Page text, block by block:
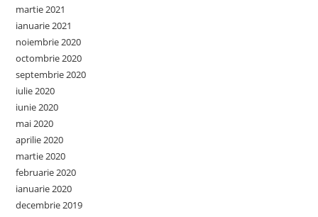
martie 2021
ianuarie 2021
noiembrie 2020
octombrie 2020
septembrie 2020
iulie 2020
iunie 2020
mai 2020
aprilie 2020
martie 2020
februarie 2020
ianuarie 2020
decembrie 2019